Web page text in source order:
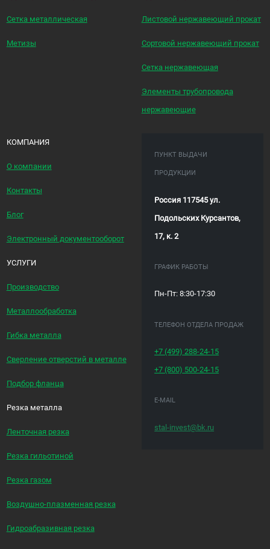
Сетка металлическая
Метизы
Листовой нержавеющий прокат
Сортовой нержавеющий прокат
Сетка нержавеющая
Элементы трубопровода
нержавеющие
КОМПАНИЯ
О компании
Контакты
Блог
Электронный документооборот
УСЛУГИ
Производство
Металлообработка
Гибка металла
Сверление отверстий в металле
Подбор фланца
Резка металла
Ленточная резка
Резка гильотиной
Резка газом
Воздушно-плазменная резка
Гидроабразивная резка
ПУНКТ ВЫДАЧИ
ПРОДУКЦИИ
Россия 117545 ул.
Подольских Курсантов,
17, к. 2
ГРАФИК РАБОТЫ
Пн-Пт: 8:30-17:30
ТЕЛЕФОН ОТДЕЛА ПРОДАЖ
+7 (499) 288-24-15
+7 (800) 500-24-15
E-MAIL
stal-invest@bk.ru